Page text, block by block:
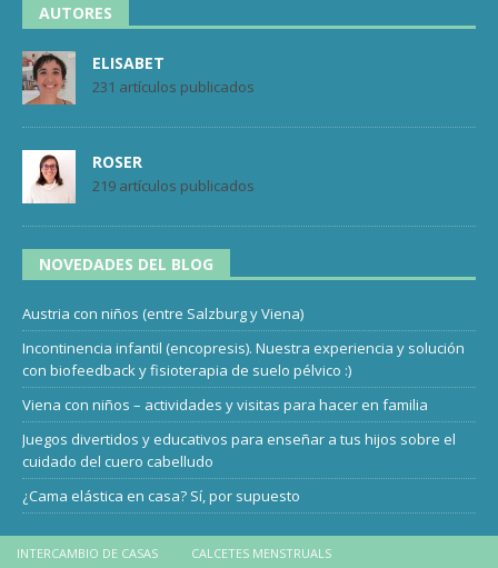
AUTORES
ELISABET
231 artículos publicados
ROSER
219 artículos publicados
NOVEDADES DEL BLOG
Austria con niños (entre Salzburg y Viena)
Incontinencia infantil (encopresis). Nuestra experiencia y solución
con biofeedback y fisioterapia de suelo pélvico :)
Viena con niños – actividades y visitas para hacer en familia
Juegos divertidos y educativos para enseñar a tus hijos sobre el
cuidado del cuero cabelludo
¿Cama elástica en casa? Sí, por supuesto
INTERCAMBIO DE CASAS CALCETES MENSTRUALS